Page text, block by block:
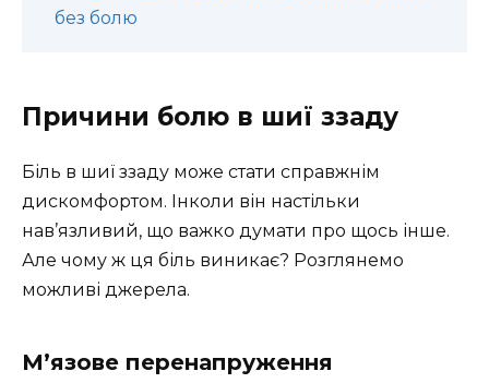
без болю
Причини болю в шиї ззаду
Біль в шиї ззаду може стати справжнім
дискомфортом. Інколи він настільки
нав’язливий, що важко думати про щось інше.
Але чому ж ця біль виникає? Розглянемо
можливі джерела.
М’язове перенапруження